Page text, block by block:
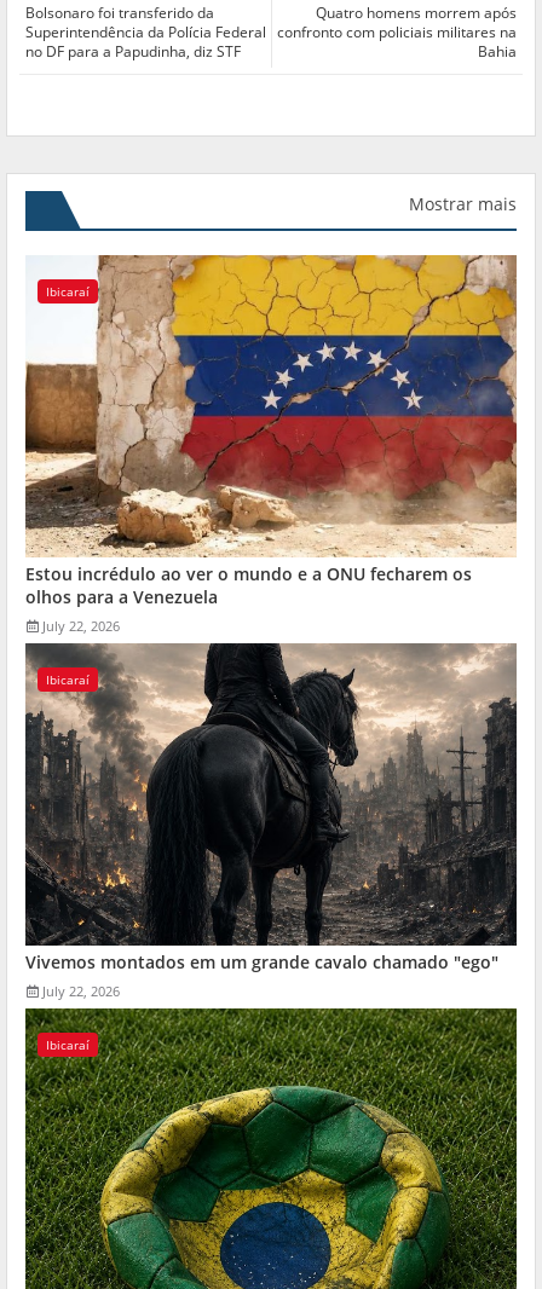
Quatro homens morrem após
confronto com policiais militares na
Bahia
Bolsonaro foi transferido da
Superintendência da Polícia Federal
no DF para a Papudinha, diz STF
Mostrar mais
Ibicaraí
Estou incrédulo ao ver o mundo e a ONU fecharem os
olhos para a Venezuela
July 22, 2026
Ibicaraí
Vivemos montados em um grande cavalo chamado "ego"
July 22, 2026
Ibicaraí